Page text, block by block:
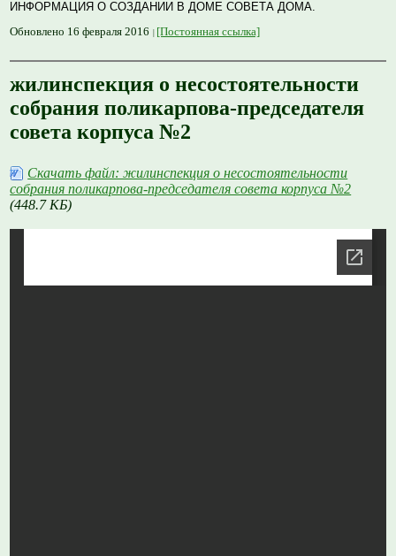
ИНФОРМАЦИЯ О СОЗДАНИИ В ДОМЕ СОВЕТА ДОМА.
Обновлено 16 февраля 2016
[Постоянная ссылка]
жилинспекция о несостоятельности
собрания поликарпова-председателя
совета корпуса №2
Скачать файл: жилинспекция о несостоятельности
собрания поликарпова-председателя совета корпуса №2
(448.7 КБ)